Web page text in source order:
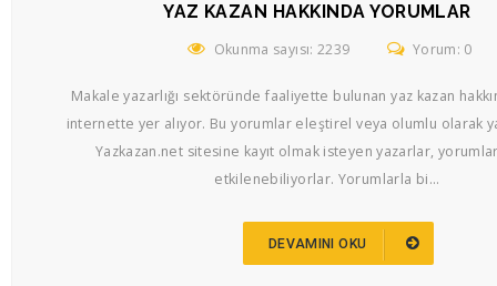
YAZ KAZAN HAKKINDA YORUMLAR
Okunma sayısı: 2239 Yorum: 0
Makale yazarlığı sektöründe faaliyette bulunan yaz kazan
internette yer alıyor. Bu yorumlar eleştirel veya olumlu olarak
Yazkazan.net sitesine kayıt olmak isteyen yazarlar,
etkilenebiliyorlar. Yorumlarla bi...
DEVAMINI OKU